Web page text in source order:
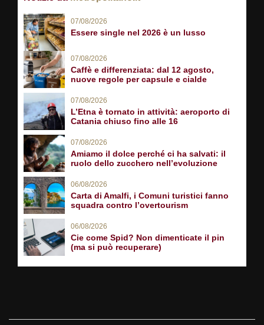
07/08/2026
Essere single nel 2026 è un lusso
07/08/2026
Caffè e differenziata: dal 12 agosto,
nuove regole per capsule e cialde
07/08/2026
L’Etna è tornato in attività: aeroporto di
Catania chiuso fino alle 16
07/08/2026
Amiamo il dolce perché ci ha salvati: il
ruolo dello zucchero nell’evoluzione
06/08/2026
Carta di Amalfi, i Comuni turistici fanno
squadra contro l’overtourism
06/08/2026
Cie come Spid? Non dimenticate il pin
(ma si può recuperare)